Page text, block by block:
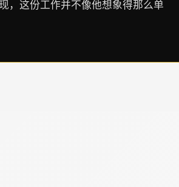
，这份工作并不像他想象得那么单